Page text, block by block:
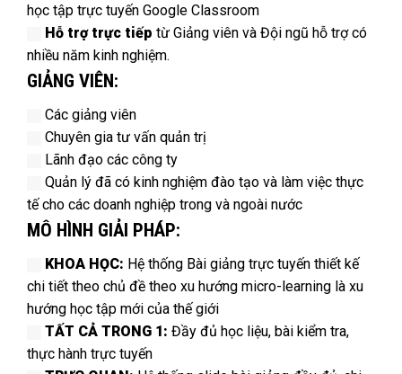
học tập trực tuyến Google Classroom
Hỗ trợ trực tiếp từ Giảng viên và Đội ngũ hỗ trợ có
nhiều năm kinh nghiệm.
GIẢNG VIÊN:
Các giảng viên
Chuyên gia tư vấn quản trị
Lãnh đạo các công ty
Quản lý đã có kinh nghiệm đào tạo và làm việc thực
tế cho các doanh nghiệp trong và ngoài nước
MÔ HÌNH GIẢI PHÁP:
KHOA HỌC: Hệ thống Bài giảng trực tuyến thiết kế
chi tiết theo chủ đề theo xu hướng micro-learning là xu
hướng học tập mới của thế giới
TẤT CẢ TRONG 1: Đầy đủ học liệu, bài kiểm tra,
thực hành trực tuyến